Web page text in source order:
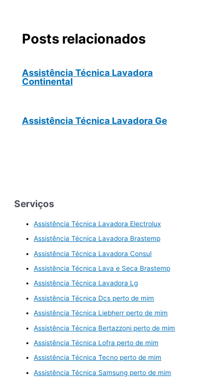
Posts relacionados
Assistência Técnica Lavadora
Continental
Assistência Técnica Lavadora Ge
Serviços
Assistência Técnica Lavadora Electrolux
Assistência Técnica Lavadora Brastemp
Assistência Técnica Lavadora Consul
Assistência Técnica Lava e Seca Brastemp
Assistência Técnica Lavadora Lg
Assistência Técnica Dcs perto de mim
Assistência Técnica Liebherr perto de mim
Assistência Técnica Bertazzoni perto de mim
Assistência Técnica Lofra perto de mim
Assistência Técnica Tecno perto de mim
Assistência Técnica Samsung perto de mim